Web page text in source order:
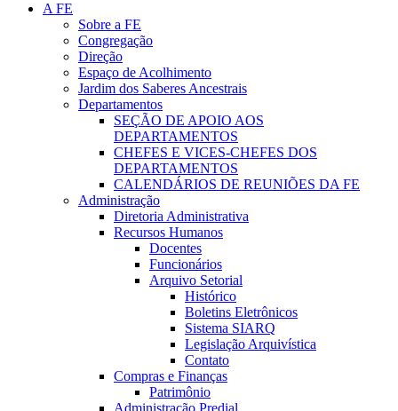
A FE
Sobre a FE
Congregação
Direção
Espaço de Acolhimento
Jardim dos Saberes Ancestrais
Departamentos
SEÇÃO DE APOIO AOS
DEPARTAMENTOS
CHEFES E VICES-CHEFES DOS
DEPARTAMENTOS
CALENDÁRIOS DE REUNIÕES DA FE
Administração
Diretoria Administrativa
Recursos Humanos
Docentes
Funcionários
Arquivo Setorial
Histórico
Boletins Eletrônicos
Sistema SIARQ
Legislação Arquivística
Contato
Compras e Finanças
Patrimônio
Administração Predial